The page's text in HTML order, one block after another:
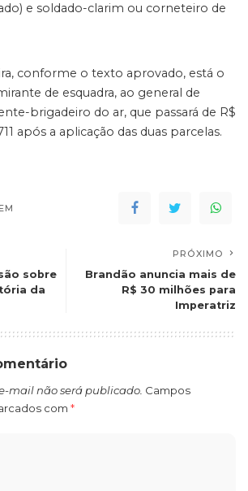
e soldado-clarim ou corneteiro de
conforme o texto aprovado, está o
de esquadra, ao general de
brigadeiro do ar, que passará de R$
após a aplicação das duas parcelas.
sobre
da
PRÓXIMO
Brandão anuncia mais de
R$ 30 milhões para
Imperatriz
mail não será publicado. Campos
com *